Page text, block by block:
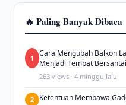
🔥 Paling Banyak Dibaca
1
Cara Mengubah Balkon
Menjadi Tempat
263 views · 4 minggu lalu
2 Ketentuan Membawa